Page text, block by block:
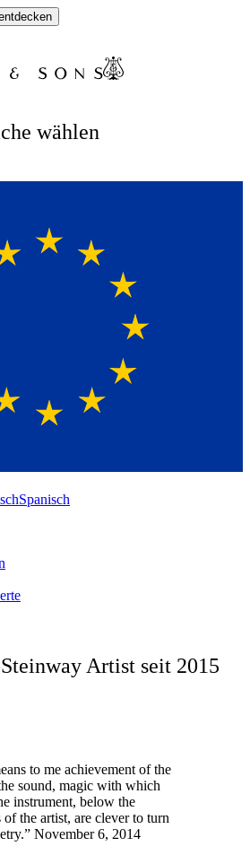
wählen
Spanisch
Steinway Artist seit 2015
to me achievement of the
sound, magic with which
instrument, below the
the artist, are clever to turn
November 6, 2014